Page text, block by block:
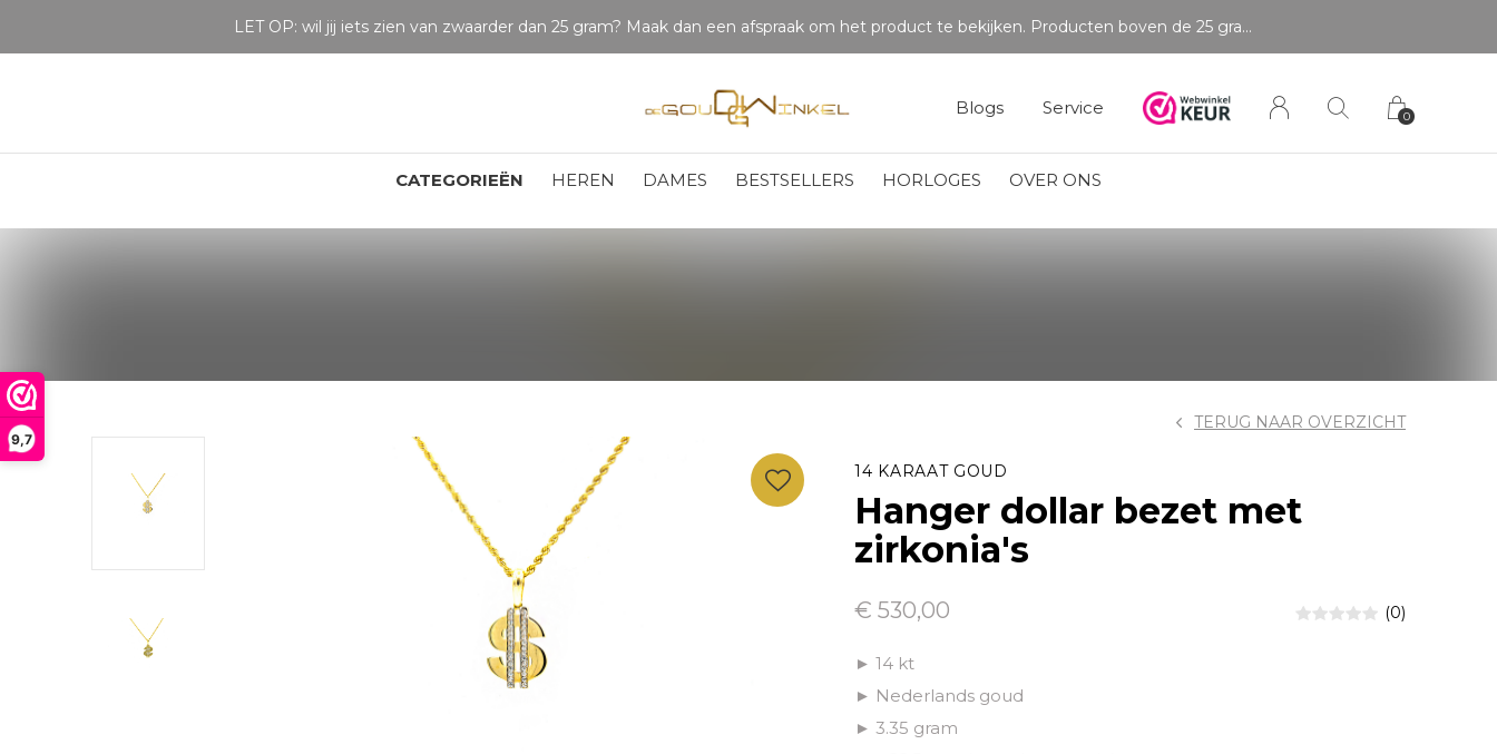
9,7
CATEGORIEËN HEREN DAMES BESTSELLERS HORLOGES OVER ONS
Blogs Service 0
LET OP: wil jij iets zien van zwaarder dan 25 gram? Maak dan een afspraak om het product te bekijken. Producten boven de 25 gram NIET aanwezig in winkel.
14 KARAAT GOUD
Hanger dollar bezet met
zirkonia's
TERUG NAAR OVERZICHT
€ 530,00 (0)
► 14 kt
► Nederlands goud
► 3.35 gram